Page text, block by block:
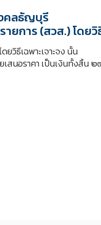
คลธัญบุรี
การ (สวส.) โดยวิ
วิธีเฉพาะเจาะจง นั้น
เสนอราคา เป็นเงินทั้งสิ้